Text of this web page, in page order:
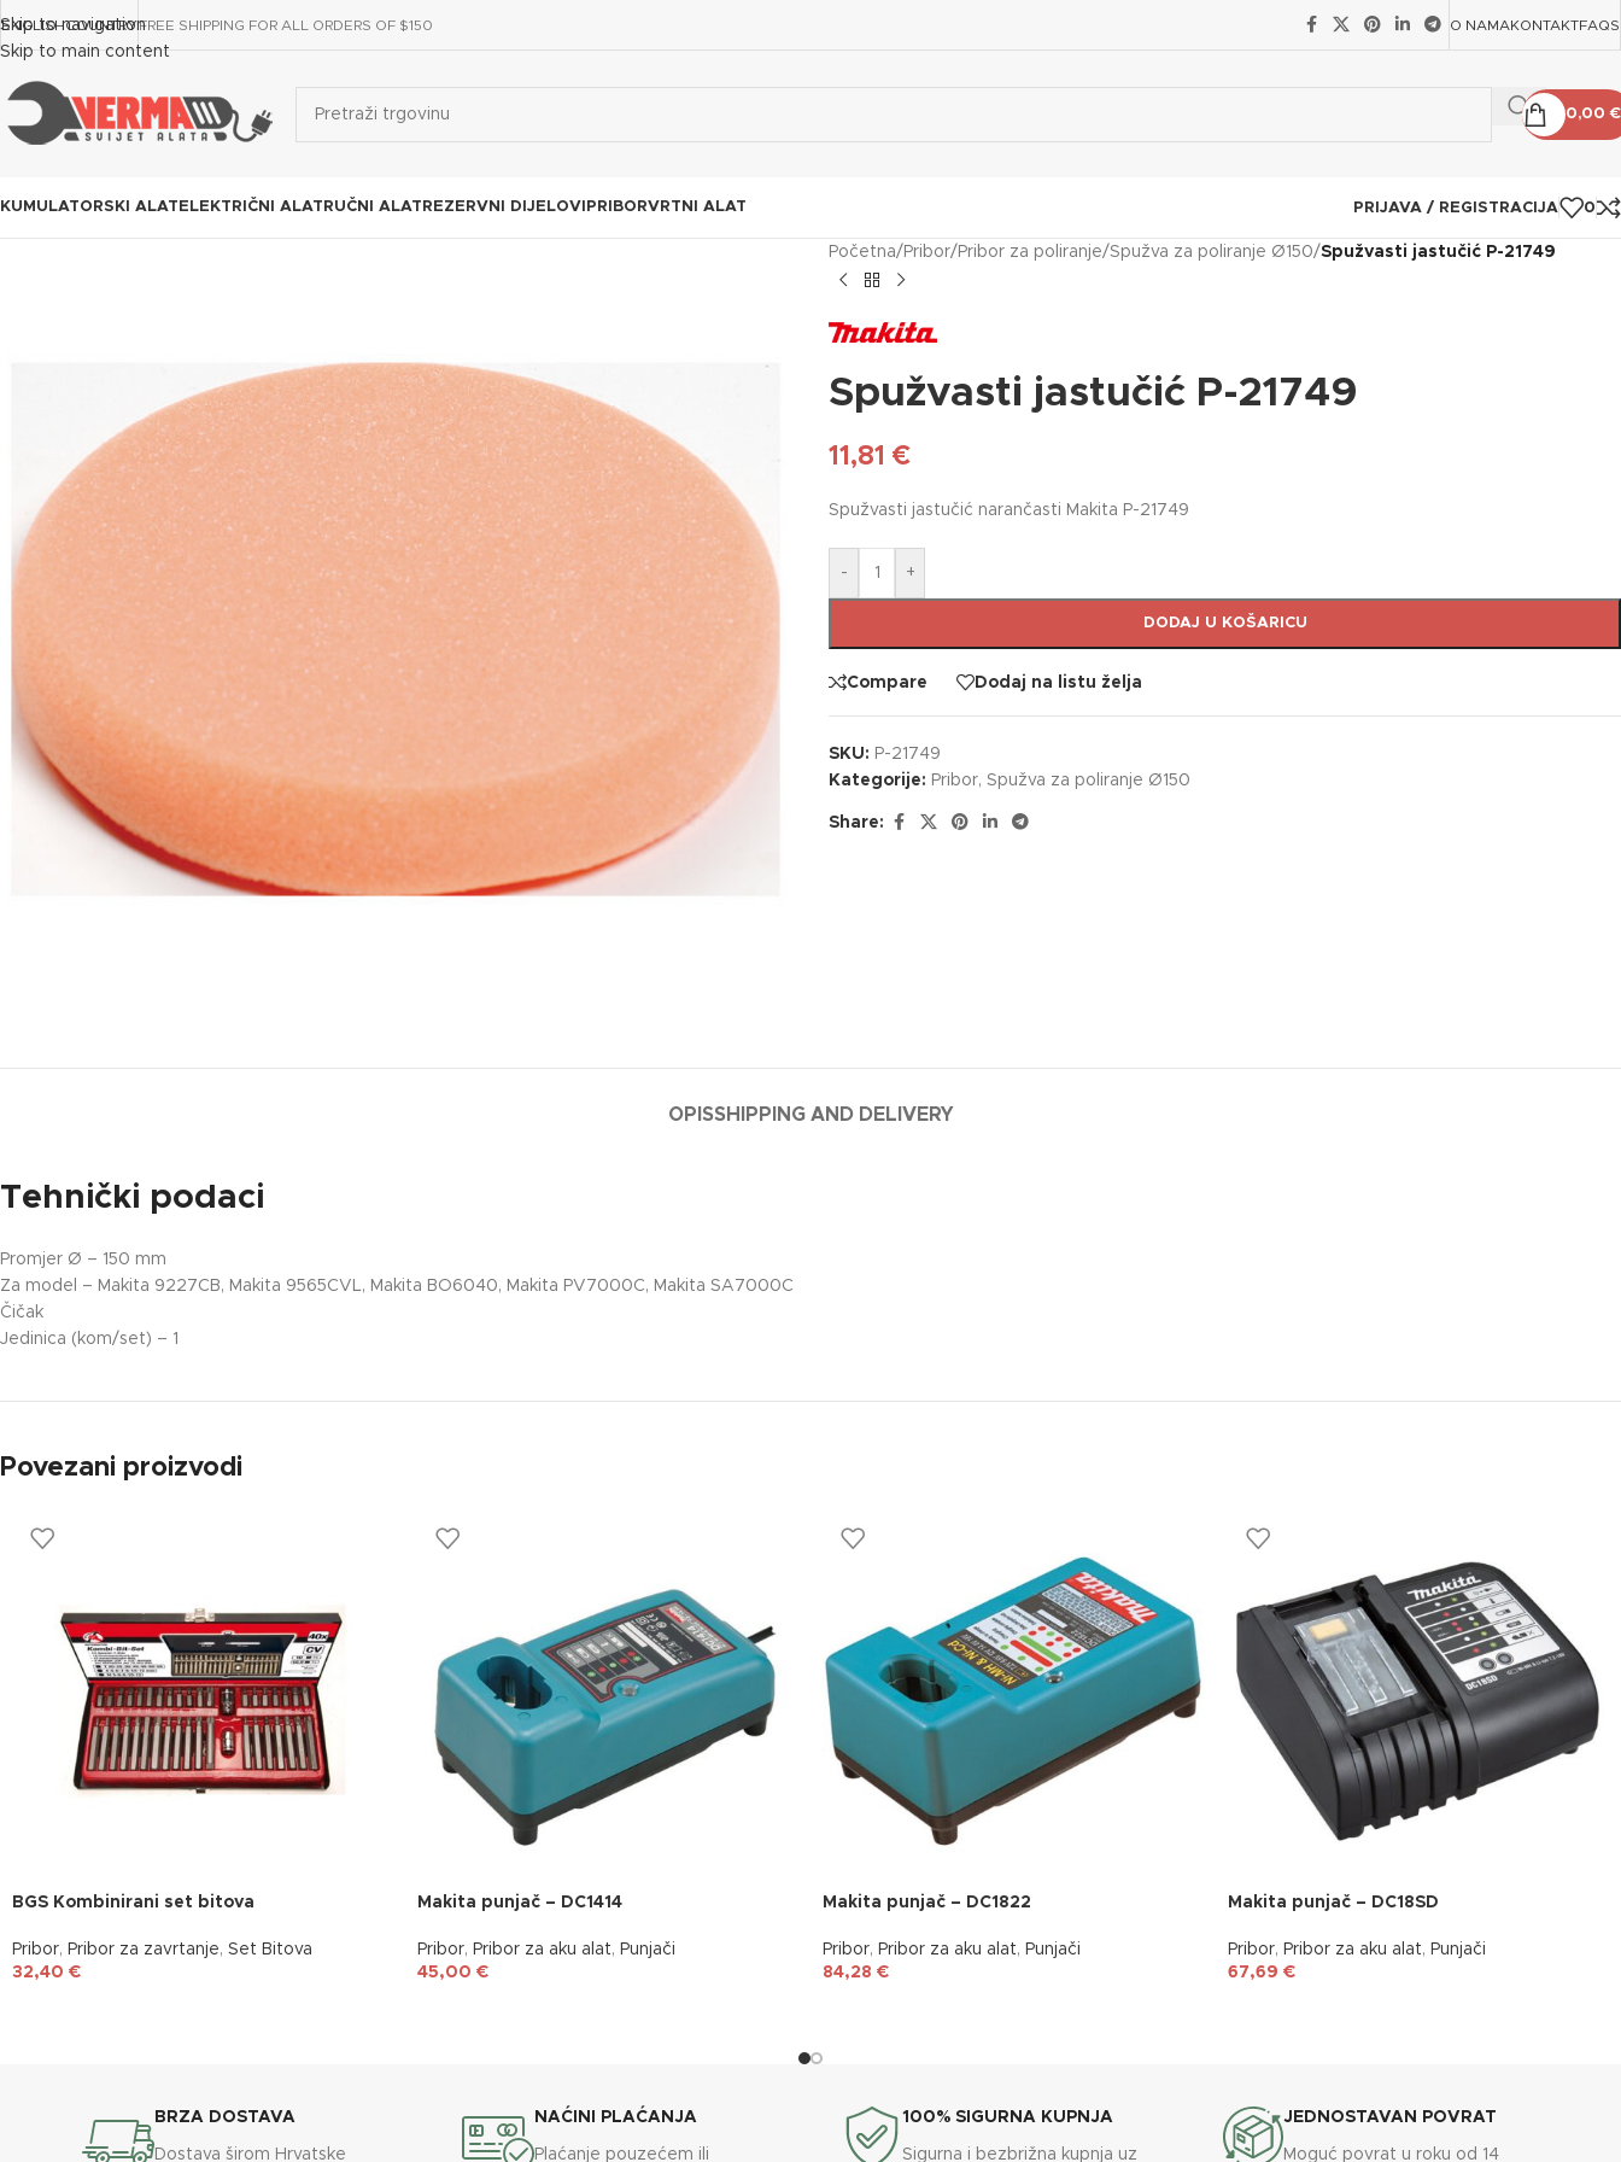
Skip to navigation
Skip to main content
ENGLISHCOUNTRYFREE SHIPPING FOR ALL ORDERS OF $150 O NAMAKONTAKTFAQS
0,00€
ALAT ELEKTRIČNI ALAT RUČNI ALAT REZERVNI DIJELOVI PRIBORVRTNI ALAT PRIJAVA / REGISTRACIJA 0
Početna/ Pribor/ Pribor za poliranje/Spužva za poliranje Ø150/Spužvasti jastučić P-21749
Spužvasti jastučić P-21749
11,81 €
Spužvasti jastučić narančasti Makita P-21749
- +
DODAJ U KOŠARICU
Compare Dodaj na listu želja
SKU: P-21749
Kategorije: Pribor, Spužva za poliranje Ø150
Share:
OPISSHIPPING AND DELIVERY
Tehnički podaci
Promjer Ø – 150 mm
Za model – Makita 9227CB, Makita 9565CVL, Makita BO6040, Makita PV7000C, Makita SA7000C
Čičak
Jedinica (kom/set) – 1
Povezani proizvodi
BGS Kombinirani set bitova
Pribor, Pribor za zavrtanje, Set Bitova
32,40 €
Makita punjač – DC1414
Pribor, Pribor za aku alat, Punjači
45,00 €
Makita punjač – DC1822
Pribor, Pribor za aku alat, Punjači
84,28 €
Makita punjač – DC18SD
Pribor, Pribor za aku alat, Punjači
67,69 €
BRZA DOSTAVA
Dostava širom Hrvatske
NAĆINI PLAĆANJA
Plaćanje pouzećem ili
100% SIGURNA KUPNJA
Sigurna i bezbrižna kupnja uz
JEDNOSTAVAN POVRAT
Moguć povrat u roku od 14